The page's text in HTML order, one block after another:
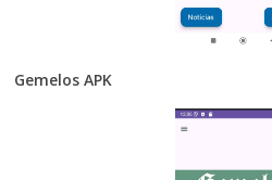
Gemelos APK